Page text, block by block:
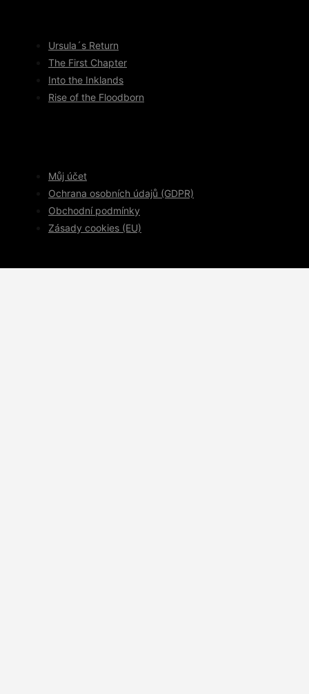
Ursula´s Return
The First Chapter
Into the Inklands
Rise of the Floodborn
Můj účet
Ochrana osobních údajů (GDPR)
Obchodní podmínky
Zásady cookies (EU)